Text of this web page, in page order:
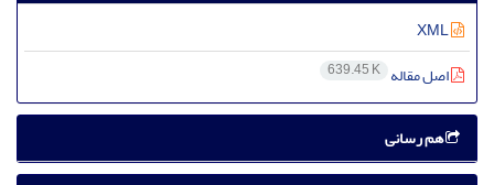
اصل مقاله 639.45 K
هم رسانی